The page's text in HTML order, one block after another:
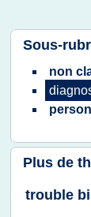
Sous-
non
Plus de
trouble